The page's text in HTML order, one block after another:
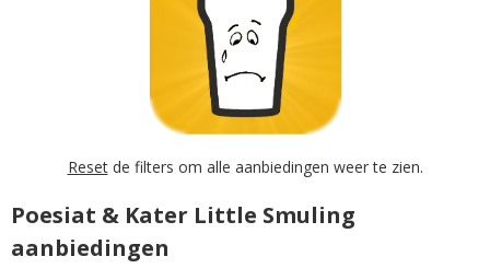
Resetde filters om alle aanbiedingen weer te zien.
Poesiat & Kater Little Smuling
aanbiedingen